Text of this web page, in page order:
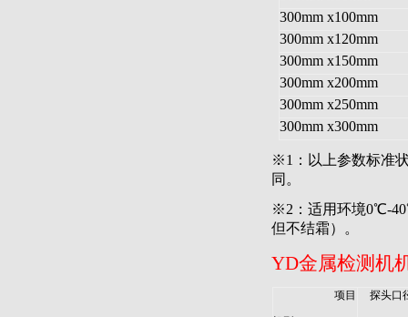
300mmx100mm
300mmx120mm
300mmx150mm
300mmx200mm
300mmx250mm
300mmx300mm
※1：以上参数标准
同。
※2：适用环境0℃-
但不结霜）。
YD金属检测机
项目 探头口